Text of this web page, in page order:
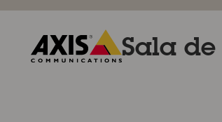
Pular
conteúdo
principal
Sala